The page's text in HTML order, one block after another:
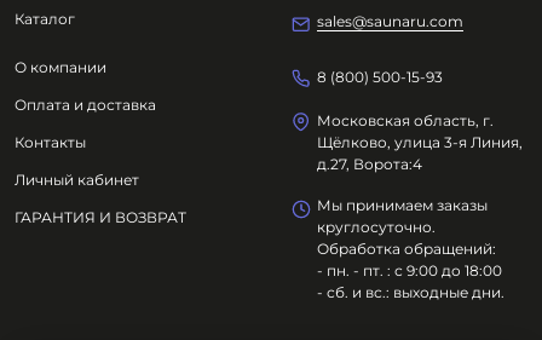
Каталог
О компании
Оплата и доставка
Контакты
Личный кабинет
ГАРАНТИЯ И ВОЗВРАТ
sales@saunaru.com
8 (800) 500-15-93
Московская область, г.
Щёлково, улица 3-я Линия,
д.27, Ворота:4
Мы принимаем заказы
круглосуточно.
Обработка обращений:
- пн. - пт. : с 9:00 до 18:00
- сб. и вс.: выходные дни.